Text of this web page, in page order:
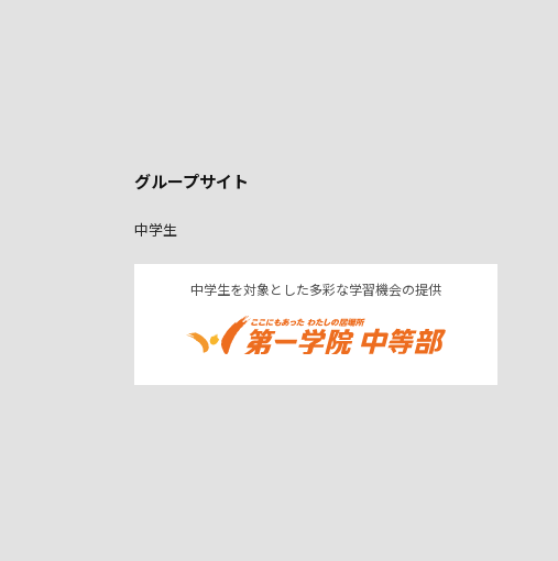
グループサイト
中学生
中学生を対象とした多彩な学習機会の提供